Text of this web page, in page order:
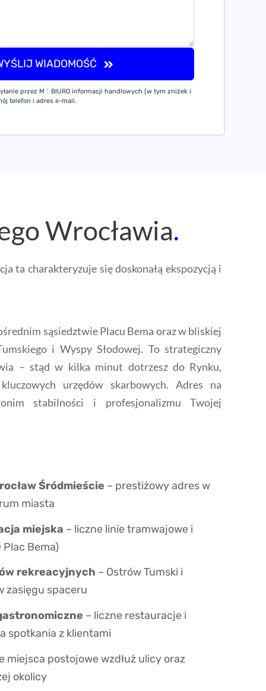
WIADOMOŚĆ
przez M⋮BIURO informacji handlowych (w tym zniżek i
telefon i adres e-mail.
Wrocławia.
ta charakteryzuje się doskonałą ekspozycją i
sąsiedztwie Placu Bema oraz w bliskiej
i Wyspy Słodowej. To strategiczny
– stąd w kilka minut dotrzesz do Rynku,
urzędów skarbowych. Adres na
stabilności i profesjonalizmu Twojej
Śródmieście – prestiżowy adres w
miasta
miejska – liczne linie tramwajowe i
Plac Bema)
rekreacyjnych – Ostrów Tumski i
zasięgu spaceru
– liczne restauracje i
spotkania z klientami
miejsca postojowe wzdłuż ulicy oraz
okolicy